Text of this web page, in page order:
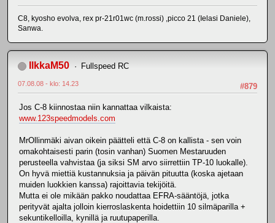
C8, kyosho evolva, rex pr-21r01wc (m.rossi) ,picco 21 (Ielasi Daniele),
Sanwa.
IlkkaM50 Fullspeed RC
#879
07.08.08 - klo: 14.23
Jos C-8 kiinnostaa niin kannattaa vilkaista:
www.123speedmodels.com
MrOllinmäki aivan oikein päätteli että C-8 on kallista - sen voin
omakohtaisesti parin (tosin vanhan) Suomen Mestaruuden
perusteella vahvistaa (ja siksi SM arvo siirrettiin TP-10 luokalle).
On hyvä miettiä kustannuksia ja päivän pituutta (koska ajetaan
muiden luokkien kanssa) rajoittavia tekijöitä.
Mutta ei ole mikään pakko noudattaa EFRA-sääntöjä, jotka
perityvät ajalta jolloin kierroslaskenta hoidettiin 10 silmäparilla +
sekuntikelloilla, kynillä ja ruutupaperilla.